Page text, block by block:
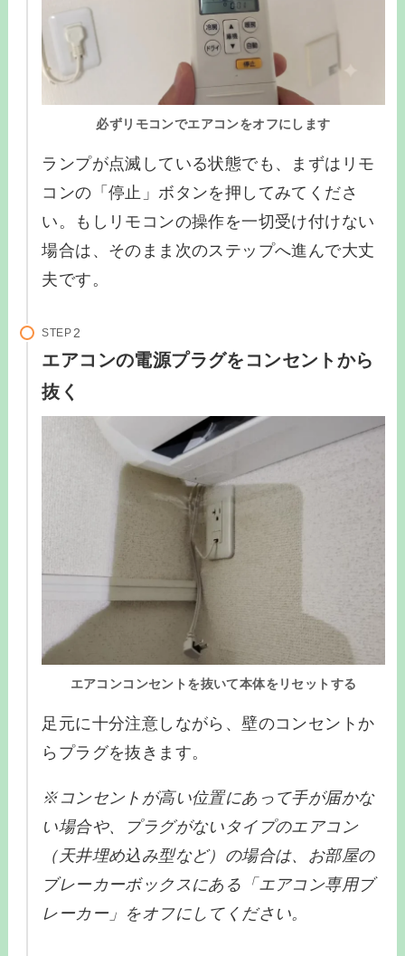
必ずリモコンでエアコンをオフにします
ランプが点滅している状態でも、まずはリモ
コンの「停止」ボタンを押してみてくださ
い。もしリモコンの操作を一切受け付けない
場合は、そのまま次のステップへ進んで大丈
夫です。
STEP
エアコンの電源プラグをコンセントから
抜く
エアコンコンセントを抜いて本体をリセットする
足元に十分注意しながら、壁のコンセントか
らプラグを抜きます。
※コンセントが高い位置にあって手が届かな
い場合や、プラグがないタイプのエアコン
（天井埋め込み型など）の場合は、お部屋の
ブレーカーボックスにある「エアコン専用ブ
レーカー」をオフにしてください。